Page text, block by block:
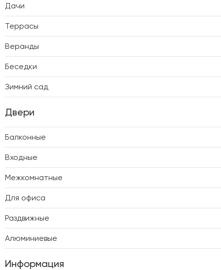
Дачи
Террасы
Веранды
Беседки
Зимний сад
Двери
Балконные
Входные
Межкомнатные
Для офиса
Раздвижные
Алюминиевые
Информация